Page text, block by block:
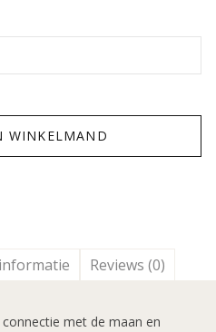
WINKELMAND
Reviews (0)
met de maan en